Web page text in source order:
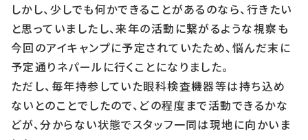
しかし、少しでも何かできることがあるのなら、行きたい
と思っていましたし、来年の活動に繋がるような視察も
今回のアイキャンプに予定されていたため、悩んだ末に
予定通りネパールに行くことになりました。
ただし、毎年持参していた眼科検査機器等は持ち込め
ないとのことでしたので、どの程度まで活動できるかな
どが、分からない状態でスタッフ一同は現地に向かいま